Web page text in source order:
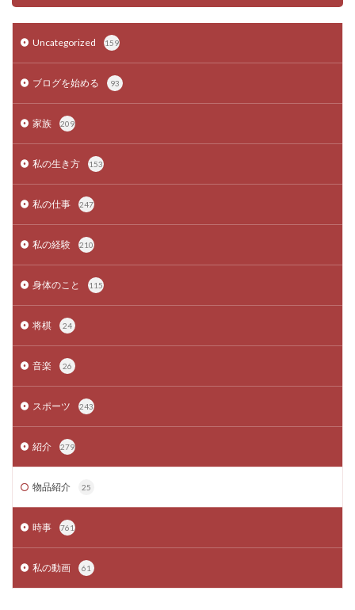
Uncategorized 159
ブログを始める 93
家族 209
私の生き方 153
私の仕事 247
私の経験 210
身体のこと 115
将棋 24
音楽 26
スポーツ 243
紹介 279
物品紹介 25
時事 761
私の動画 61